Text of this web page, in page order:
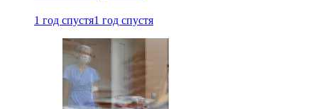
1 год спустя1 год спустя